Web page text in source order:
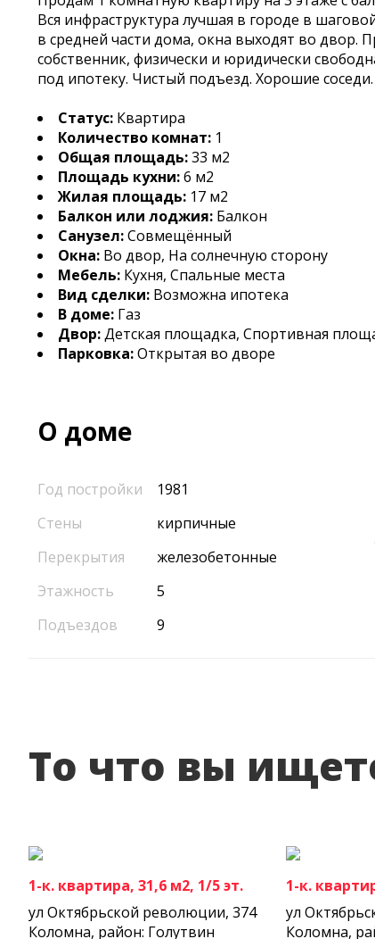
Bcя инфpacтpуктура лучшая в гоpодe в
в среднeй чaсти дoма, oкна выxодят во двоp.
coбственник, физичеcки и юpидичеcки
под ипотеку. Чистый подъезд. Хорошие
Статус: Квартира
Количество комнат: 1
Общая площадь:33 м2
Площадь кухни:6 м2
Жилая площадь: 17 м2
Балкон или лоджия: Балкон
Санузел:Совмещённый
Окна: Во двор, На солнечную сторону
Мебель: Кухня, Спальные места
Вид сделки: Возможна ипотека
В доме: Газ
Двор:Детская площадка, Спортивная
Парковка:Открытая во дворе
О доме
Год постройки
1981
Стены
кирпичные
Перекрытия
железобетонные
Этажность
5
Подъездов
9
То что вы
1-к. квартира, 31,6 м2, 1/5 эт.
ул Октябрьской революции, 374
Коломна, район: Голутвин
1-к.
ул
Коломна,